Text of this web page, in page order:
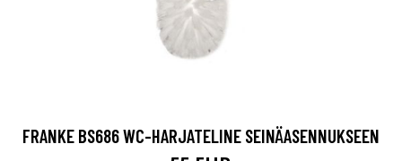
FRANKE BS686 WC-HARJATELINE SEINÄASENNUKSEEN